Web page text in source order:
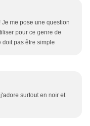
me pose une question
pour ce genre de
doit pas être simple
surtout en noir et